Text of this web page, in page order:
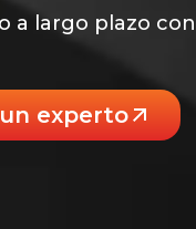
a largo plazo
experto